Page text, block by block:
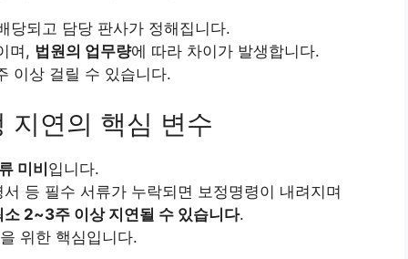
당되고 담당 판사가 정해집니다.
며, 법원의 업무량에 따라 차이가 발생합니다.
이상 걸릴 수 있습니다.
지연의 핵심 변수
미비 입니다.
등 필수 서류가 누락되면 보정명령이 내려지며
소 2~3주 이상 지연될 수 있습니다.
위한 핵심입니다.